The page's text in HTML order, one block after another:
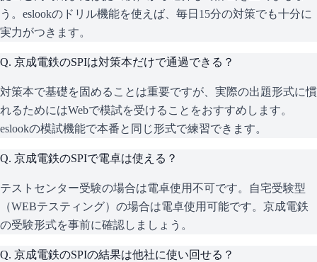
う。eslookのドリル機能を使えば、毎日15分の対策でも十分に
実力がつきます。
Q. 京成電鉄のSPIは対策本だけで通過できる？
対策本で基礎を固めることは重要ですが、実際の出題形式に慣
れるためにはWebで模試を受けることをおすすめします。
eslookの模試機能で本番と同じ形式で練習できます。
Q. 京成電鉄のSPIで電卓は使える？
テストセンター受験の場合は電卓使用不可です。自宅受験型
（WEBテスティング）の場合は電卓使用可能です。京成電鉄
の受験形式を事前に確認しましょう。
Q. 京成電鉄のSPIの結果は他社に使い回せる？